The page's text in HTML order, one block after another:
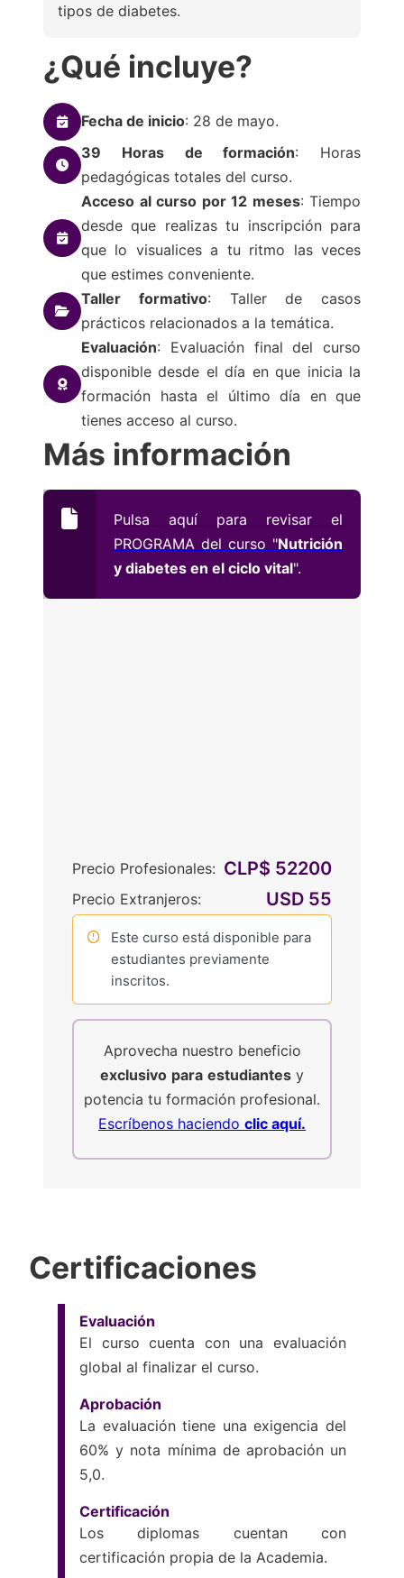
tipos de diabetes.
¿Qué incluye?
Fecha de inicio: 28 de mayo.
39 Horas de formación: Horas
pedagógicas totales del curso.
Acceso al curso por 12 meses: Tiempo
desde que realizas tu inscripción para
que lo visualices a tu ritmo las veces
que estimes conveniente.
Taller formativo: Taller de casos
prácticos relacionados a la temática.
Evaluación: Evaluación final del curso
disponible desde el día en que inicia la
formación hasta el último día en que
tienes acceso al curso.
Más información
Pulsa aquí para revisar el
PROGRAMA del curso "Nutrición
y diabetes en el ciclo vital".
Precio Profesionales: CLP$ 52200
Precio Extranjeros: USD 55
Este curso está disponible para
estudiantes previamente
inscritos.
Aprovecha nuestro beneficio
exclusivo para estudiantes y
potencia tu formación profesional.
Escríbenos haciendo clic aquí.
Certificaciones
Evaluación
El curso cuenta con una evaluación
global al finalizar el curso.
Aprobación
La evaluación tiene una exigencia del
60% y nota mínima de aprobación un
5,0.
Certificación
Los diplomas cuentan con
certificación propia de la Academia.